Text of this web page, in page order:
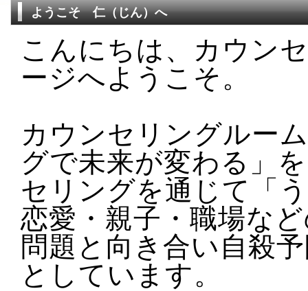
ようこそ 仁（じん）へ
こんにちは、カウン
ージへようこそ。
カウンセリングルー
グで未来が変わる」
セリングを通じて「
恋愛・親子・職場な
問題と向き合い自殺
としています。